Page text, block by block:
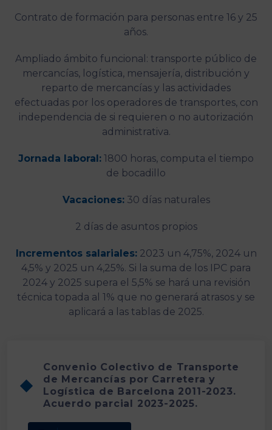
Contrato de formación para personas entre 16 y 25
años.
Ampliado ámbito funcional: transporte público de
mercancías, logística, mensajería, distribución y
reparto de mercancías y las actividades
efectuadas por los operadores de transportes, con
independencia de si requieren o no autorización
administrativa.
Jornada laboral: 1800 horas, computa el tiempo
de bocadillo
Vacaciones:30 días naturales
2 días de asuntos propios
Incrementos salariales:2023 un 4,75%, 2024 un
4,5% y 2025 un 4,25%. Si la suma de los IPC para
2024 y 2025 supera el 5,5% se hará una revisión
técnica topada al 1% que no generará atrasos y se
aplicará a las tablas de 2025.
Convenio Colectivo de Transporte
de Mercancías por Carretera y
Logística de Barcelona 2011-2023.
Acuerdo parcial 2023-2025.